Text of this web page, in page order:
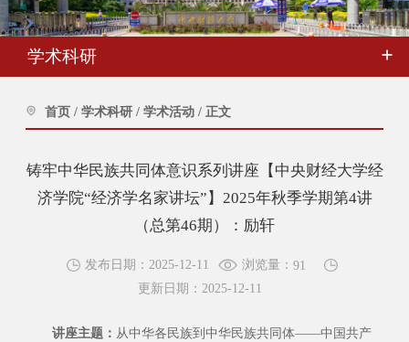
学术科研
首页 / 学术科研 / 学术活动 / 正文
铸牢中华民族共同体意识系列讲座【中央财经大学经
济学院“经济学名家讲坛”】2025年秋季学期第4讲
（总第46期）：励轩
发布日期：2025-12-11 浏览量：91
更新日期：2025-12-11
讲座主题： 从中华各民族到中华民族共同体——中国共产